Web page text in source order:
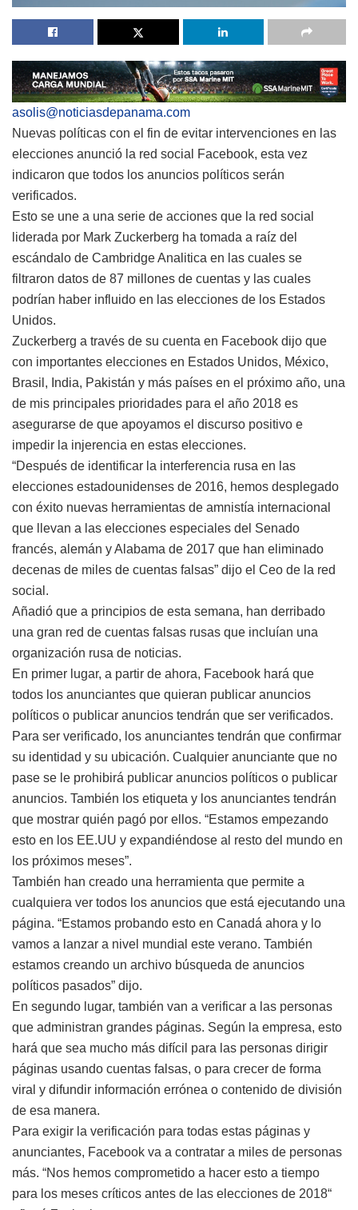
asolis@noticiasdepanama.com
Nuevas políticas con el fin de evitar intervenciones en las
elecciones anunció la red social Facebook, esta vez
indicaron que todos los anuncios políticos serán
verificados.
Esto se une a una serie de acciones que la red social
liderada por Mark Zuckerberg ha tomada a raíz del
escándalo de Cambridge Analitica en las cuales se
filtraron datos de 87 millones de cuentas y las cuales
podrían haber influido en las elecciones de los Estados
Unidos.
Zuckerberg a través de su cuenta en Facebook dijo que
con importantes elecciones en Estados Unidos, México,
Brasil, India, Pakistán y más países en el próximo año, una
de mis principales prioridades para el año 2018 es
asegurarse de que apoyamos el discurso positivo e
impedir la injerencia en estas elecciones.
“Después de identificar la interferencia rusa en las
elecciones estadounidenses de 2016, hemos desplegado
con éxito nuevas herramientas de amnistía internacional
que llevan a las elecciones especiales del Senado
francés, alemán y Alabama de 2017 que han eliminado
decenas de miles de cuentas falsas” dijo el Ceo de la red
social.
Añadió que a principios de esta semana, han derribado
una gran red de cuentas falsas rusas que incluían una
organización rusa de noticias.
En primer lugar, a partir de ahora, Facebook hará que
todos los anunciantes que quieran publicar anuncios
políticos o publicar anuncios tendrán que ser verificados.
Para ser verificado, los anunciantes tendrán que confirmar
su identidad y su ubicación. Cualquier anunciante que no
pase se le prohibirá publicar anuncios políticos o publicar
anuncios. También los etiqueta y los anunciantes tendrán
que mostrar quién pagó por ellos. “Estamos empezando
esto en los EE.UU y expandiéndose al resto del mundo en
los próximos meses”.
También han creado una herramienta que permite a
cualquiera ver todos los anuncios que está ejecutando una
página. “Estamos probando esto en Canadá ahora y lo
vamos a lanzar a nivel mundial este verano. También
estamos creando un archivo búsqueda de anuncios
políticos pasados” dijo.
En segundo lugar, también van a verificar a las personas
que administran grandes páginas. Según la empresa, esto
hará que sea mucho más difícil para las personas dirigir
páginas usando cuentas falsas, o para crecer de forma
viral y difundir información errónea o contenido de división
de esa manera.
Para exigir la verificación para todas estas páginas y
anunciantes, Facebook va a contratar a miles de personas
más. “Nos hemos comprometido a hacer esto a tiempo
para los meses críticos antes de las elecciones de 2018“